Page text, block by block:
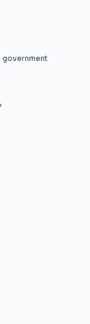
government